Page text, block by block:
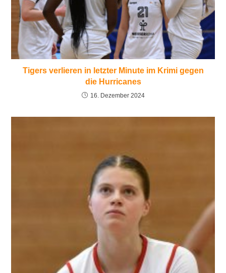
Tigers verlieren in letzter Minute im Krimi gegen
die Hurricanes
16. Dezember 2024